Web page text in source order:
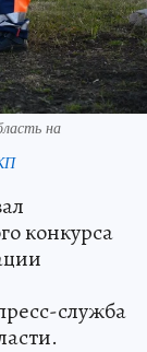
на
конкурса
служба